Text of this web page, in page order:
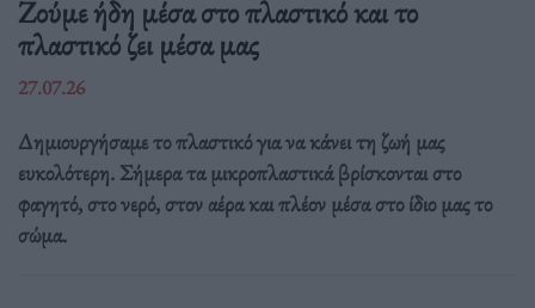
Ζούμε ήδη μέσα στο πλαστικό και το
πλαστικό ζει μέσα μας
27.07.26
Δημιουργήσαμε το πλαστικό για να κάνει τη ζωή μας
ευκολότερη. Σήμερα τα μικροπλαστικά βρίσκονται στο
φαγητό, στο νερό, στον αέρα και πλέον μέσα στο ίδιο μας το
σώμα.